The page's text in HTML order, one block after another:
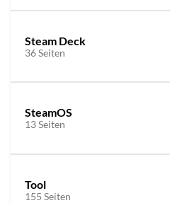
Steam Deck
36 Seiten
SteamOS
13 Seiten
Tool
155 Seiten